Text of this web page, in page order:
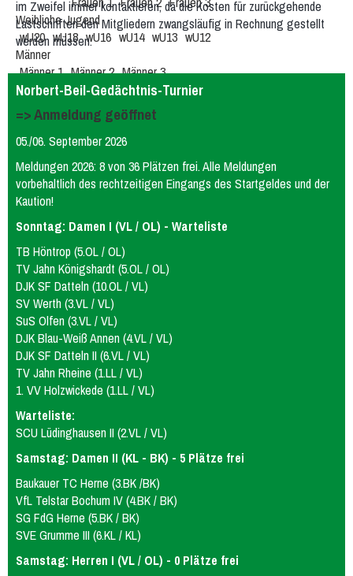
Weibliche Jugend
wU20 wU18 wU16 wU14 wU13 wU12
Männer
Männer 1 Männer 2 Männer 3
Männliche Jugend
mU20
mU16 mU14 mU13
Beach
Erfolge
Frauen
weibliche Jugend Männer männliche Jugend
History
Damen 4 Damen 5 Quereinsteiger Stadtliga Herren
mU20 (PSV)
Tischtennis Sportabzeichen
im Zweifel immer kontaktieren, da die Kosten für zurückgehende
Lastschriften den Mitgliedern zwangsläufig in Rechnung gestellt
werden müssen.
Norbert-Beil-Gedächtnis-Turnier
=> Anmeldung geöffnet
05./06. September 2026
Meldungen 2026: 8 von 36 Plätzen frei. Alle Meldungen
vorbehaltlich des rechtzeitigen Eingangs des Startgeldes und der
Kaution!
Sonntag: Damen I (VL / OL) - Warteliste
TB Höntrop (5.OL / OL)
TV Jahn Königshardt (5.OL / OL)
DJK SF Datteln (10.OL / VL)
SV Werth (3.VL / VL)
SuS Olfen (3.VL / VL)
DJK Blau-Weiß Annen (4.VL / VL)
DJK SF Datteln II (6.VL / VL)
TV Jahn Rheine (1.LL / VL)
1. VV Holzwickede (1.LL / VL)
Warteliste:
SCU Lüdinghausen II (2.VL / VL)
Samstag: Damen II (KL - BK) - 5 Plätze frei
Baukauer TC Herne (3.BK /BK)
VfL Telstar Bochum IV (4.BK / BK)
SG FdG Herne (5.BK / BK)
SVE Grumme III (6.KL / KL)
Samstag: Herren I (VL / OL) - 0 Plätze frei